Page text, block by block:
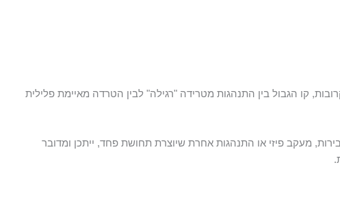
קו הגבול בין התנהגות מטרידה "רגילה" לבין הטרדה מאיימת פלילית
מעקב פיזי או התנהגות אחרת שיוצרת תחושת פחד, ייתכן ומדובר